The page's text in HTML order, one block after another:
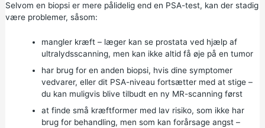
Selvom en biopsi er mere pålidelig end en PSA-test, kan der stadig
være problemer, såsom:
mangler kræft – læger kan se prostata ved hjælp af
ultralydsscanning, men kan ikke altid få øje på en tumor
har brug for en anden biopsi, hvis dine symptomer
vedvarer, eller dit PSA-niveau fortsætter med at stige –
du kan muligvis blive tilbudt en ny MR-scanning først
at finde små kræftformer med lav risiko, som ikke har
brug for behandling, men som kan forårsage angst –